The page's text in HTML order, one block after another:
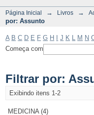
Página Inicial → Livros →
por: Assunto
A B C D E F G H J K M N
Começa com
Filtrar por:
Exibindo itens 1-2
MEDICINA (4)